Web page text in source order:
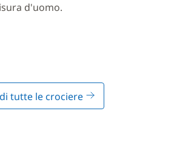
d'uomo.
tutte le crociere